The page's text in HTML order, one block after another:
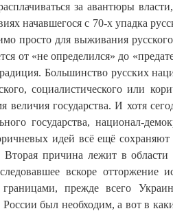
за авантюры
начавшегося с 70-х упадка
просто для выживания
от «не определился» до
Большинство русских
социалистического или
государства. И хотя
государства, национал-
идей всё ещё сохраняют
причина лежит в области
вскоре отторжение
границами, прежде всего
был необходим, а вот в